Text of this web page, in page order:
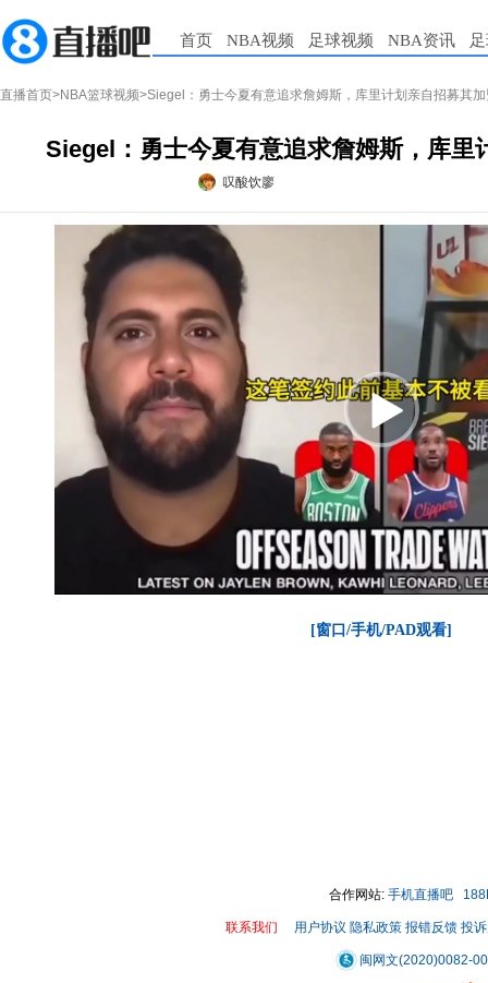
首页 NBA视频 足球视频 NBA资讯
直播首页>NBA篮球视频>Siegel：勇士今夏有意追求詹姆斯，库里计划亲自招募其加
Siegel：勇士今夏有意追求詹姆斯，库里
叹酸饮廖
[窗口/手机/PAD观看]
合作网站: 手机直播吧
联系我们 用户协议 隐私政策 报错反馈 投
闽网文(2020)0082-